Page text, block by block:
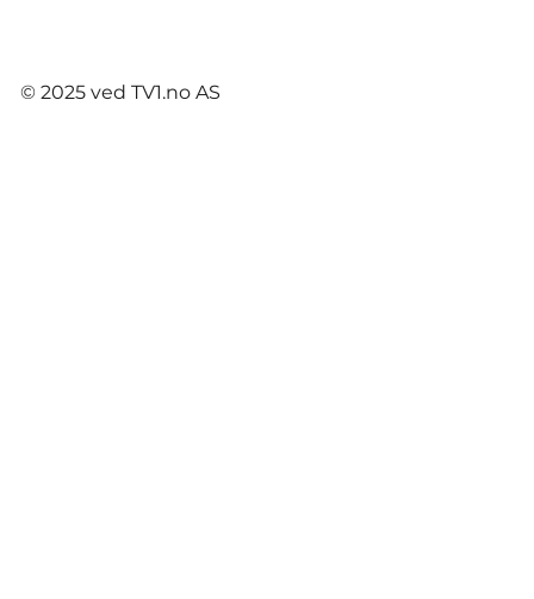
© 2025 ved TV1.no AS